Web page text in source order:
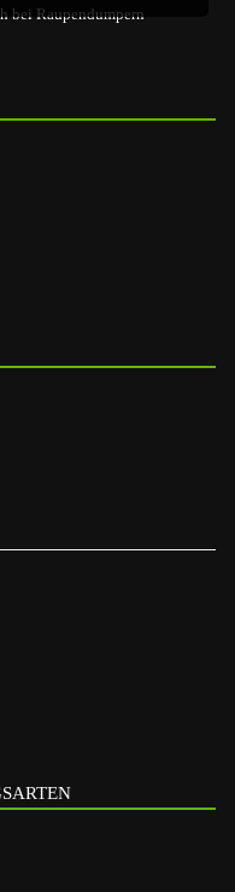
bei Raupendumpern